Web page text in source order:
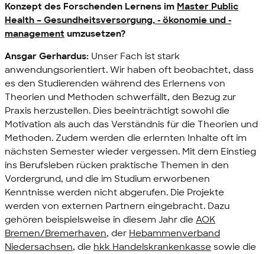
Konzept des Forschenden Lernens im Master Public
Health – Gesundheitsversorgung, - ökonomie und -
management umzusetzen?
Ansgar Gerhardus: Unser Fach ist stark
anwendungsorientiert. Wir haben oft beobachtet, dass
es den Studierenden während des Erlernens von
Theorien und Methoden schwerfällt, den Bezug zur
Praxis herzustellen. Dies beeinträchtigt sowohl die
Motivation als auch das Verständnis für die Theorien und
Methoden. Zudem werden die erlernten Inhalte oft im
nächsten Semester wieder vergessen. Mit dem Einstieg
ins Berufsleben rücken praktische Themen in den
Vordergrund, und die im Studium erworbenen
Kenntnisse werden nicht abgerufen. Die Projekte
werden von externen Partnern eingebracht. Dazu
gehören beispielsweise in diesem Jahr die AOK
Bremen/Bremerhaven, der Hebammenverband
Niedersachsen, die hkk Handelskrankenkasse sowie die